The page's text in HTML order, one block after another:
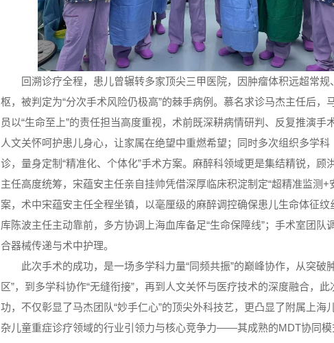
回溯诊疗全程，患儿曾辗转多家顶尖三甲医院，因肿瘤体积远超常规
枢，被判定为“分次手术风险仍极高”的棘手病例。慕名求诊马杰主任后，
员以“生命至上”的责任担当高度重视，术前既深耕病情研判、反复推演手
人文关怀呵护患儿身心，让家属在绝望中重燃希望；同时多次组织多学科
诊，量身定制“精准化、个体化”手术方案。麻醉科领域更是集结精锐，顾
主任高度统筹，宋蕴安主任亲自挂帅凭借深厚临床积淀制定“超精准监测+
案，术中宋蕴安主任全程坐镇，以毫厘级的麻醉调控确保患儿生命体征纹
库陈波主任主动靠前，多方协调上海血库备足“生命保障线”；手术室团队
合器械传递与术中护理。
此次手术的成功，是一场多学科力量“同频共振”的巅峰协作，从突破
区”，到多学科协作“无缝衔接”，再到人文关怀与医疗技术的深度融合，
功，不仅彰显了马杰团队“妙手仁心”的顶尖外科技艺，更凸显了附属上海
杂儿童重症诊疗领域的行业引领力与核心竞争力——其成熟的MDT协同模